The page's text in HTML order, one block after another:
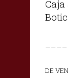
Caja
DE